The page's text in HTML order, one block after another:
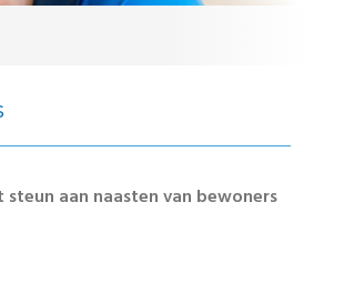
aan naasten van bewoners